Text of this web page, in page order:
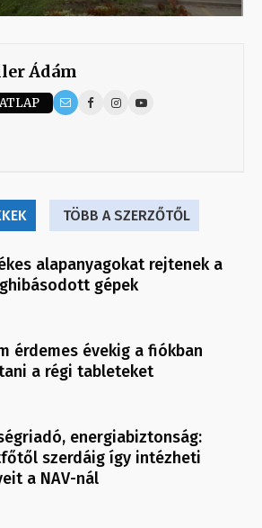
Ádám
TÖBB A SZERZŐTŐL
alapanyagokat rejtenek a
gépek
érdemes évekig a fiókban
a régi tableteket
energiabiztonság:
szerdáig így intézheti
a NAV-nál